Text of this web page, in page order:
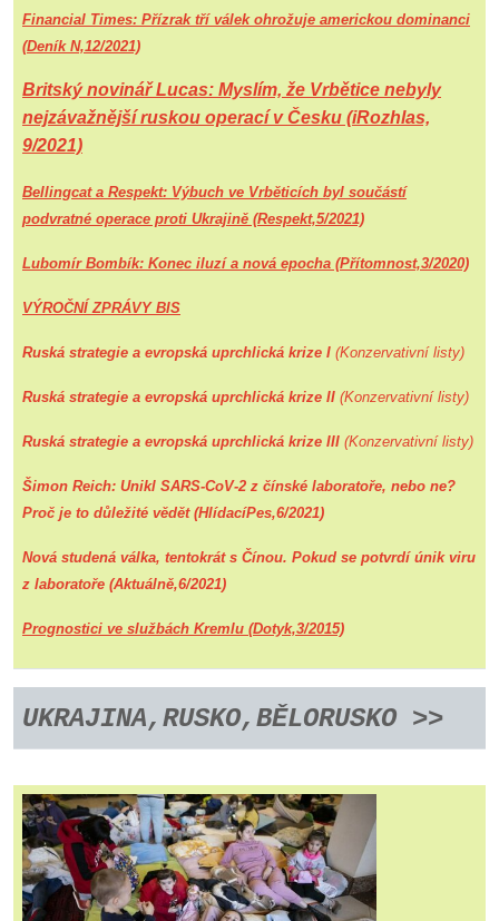
Financial Times: Přízrak tří válek ohrožuje americkou dominanci
(Deník N,12/2021)
Britský novinář Lucas: Myslím, že Vrbětice nebyly
nejzávažnější ruskou operací v Česku (iRozhlas,
9/2021)
Bellingcat a Respekt: Výbuch ve Vrběticích byl součástí
podvratné operace proti Ukrajině (Respekt,5/2021)
Lubomír Bombík: Konec iluzí a nová epocha (Přítomnost,3/2020)
VÝROČNÍ ZPRÁVY BIS
Ruská strategie a evropská uprchlická krize I (Konzervativní listy)
Ruská strategie a evropská uprchlická krize II (Konzervativní listy)
Ruská strategie a evropská uprchlická krize III (Konzervativní listy)
Šimon Reich: Unikl SARS-CoV-2 z čínské laboratoře, nebo ne?
Proč je to důležité vědět (HlídacíPes,6/2021)
Nová studená válka, tentokrát s Čínou. Pokud se potvrdí únik viru
z laboratoře (Aktuálně,6/2021)
Prognostici ve službách Kremlu (Dotyk,3/2015)
UKRAJINA, RUSKO,BĚLORUSKO >>